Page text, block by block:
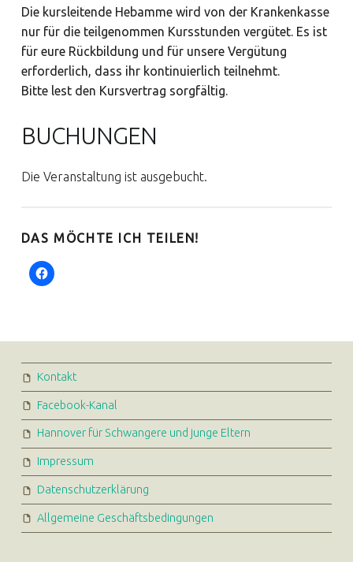
Die kursleitende Hebamme wird von der Krankenkasse
nur für die teilgenommen Kursstunden vergütet. Es ist
für eure Rückbildung und für unsere Vergütung
erforderlich, dass ihr kontinuierlich teilnehmt.
Bitte lest den Kursvertrag sorgfältig.
BUCHUNGEN
Die Veranstaltung ist ausgebucht.
DAS MÖCHTE ICH TEILEN!
FOOTER SIDEBAR
Kontakt
Facebook-Kanal
Hannover für Schwangere und junge Eltern
Impressum
Datenschutzerklärung
Allgemeine Geschäftsbedingungen